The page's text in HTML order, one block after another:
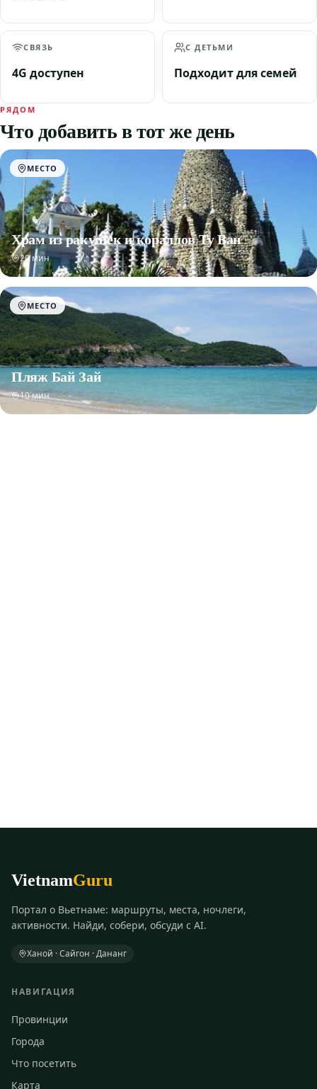
СВЯЗЬ
4G доступен
С ДЕТЬМИ
Подходит для семей
РЯДОМ
Что добавить в тот же день
МЕСТО
Храм из ракушек и кораллов Ту Ван
20 мин
МЕСТО
Пляж Бай Зай
10 мин
VietnamGuru
Портал о Вьетнаме: маршруты, места, ночлеги,
активности. Найди, собери, обсуди с AI.
Ханой · Сайгон · Дананг
НАВИГАЦИЯ
Провинции
Города
Что посетить
Карта